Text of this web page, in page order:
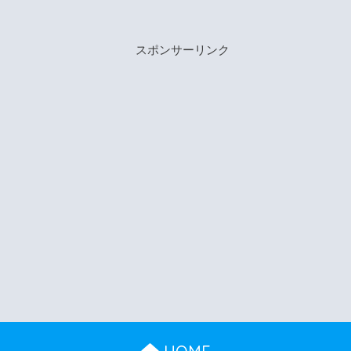
スポンサーリンク